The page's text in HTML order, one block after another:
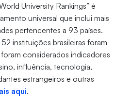
University Rankings” é
universal que inclui mais
pertencentes a 93 países.
instituições brasileiras foram
foram considerados indicadores
influência, tecnologia,
estrangeiros e outras
aqui.